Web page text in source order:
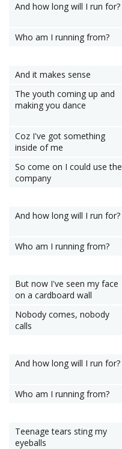
And how long will I run for?
Who am I running from?
And it makes sense
The youth coming up and
making you dance
Coz I've got something
inside of me
So come on I could use the
company
And how long will I run for?
Who am I running from?
But now I've seen my face
on a cardboard wall
Nobody comes, nobody
calls
And how long will I run for?
Who am I running from?
Teenage tears sting my
eyeballs